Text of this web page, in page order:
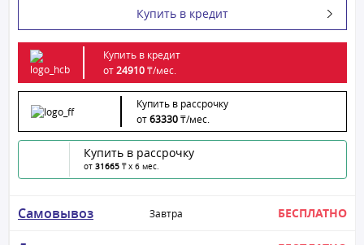
Купить в кредит
Купить в кредит
от24910₸/мес.
Купить в рассрочку
от63330₸/мес.
Купить в рассрочку
от 31665 ₸ x 6 мес.
Самовывоз Завтра БЕСПЛАТНО